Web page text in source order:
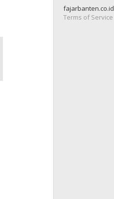
fajarbanten.co.id
Terms of Service